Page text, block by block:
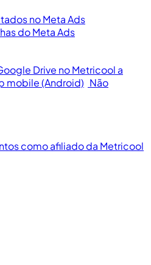
no Meta Ads
do Meta Ads
Drive no Metricool a
mobile (Android) Não
como afiliado da Metricool